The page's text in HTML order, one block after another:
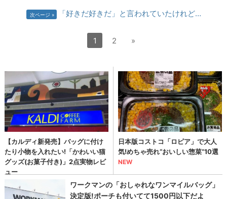
次ページ 「好きだ好きだ」と言われていたけれど…
1 2 »